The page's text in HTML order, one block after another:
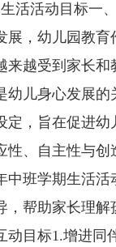
活活动目标一
展，幼儿园教育
来越受到家长和
幼儿身心发展的
定，旨在促进幼
性、自主性与创
中班学期生活活
，帮助家长理解
动目标1.增进同